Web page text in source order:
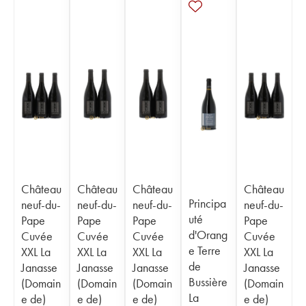
Château
neuf-du-
Pape
Cuvée
XXL La
Janasse
(Domain
e de)
Château
neuf-du-
Pape
Cuvée
XXL La
Janasse
(Domain
e de)
Château
neuf-du-
Pape
Cuvée
XXL La
Janasse
(Domain
e de)
Principa
uté
d'Orang
e Terre
de
Bussière
La
Château
neuf-du-
Pape
Cuvée
XXL La
Janasse
(Domain
e de)